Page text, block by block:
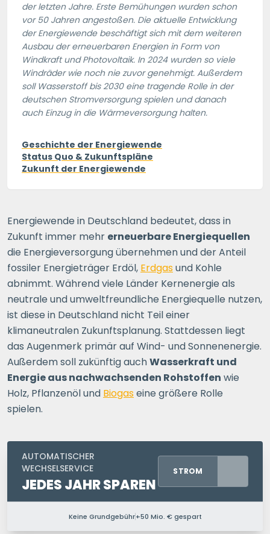
der letzten Jahre. Erste Bemühungen wurden schon
vor 50 Jahren angestoßen. Die aktuelle Entwicklung
der Energiewende beschäftigt sich mit dem weiteren
Ausbau der erneuerbaren Energien in Form von
Windkraft und Photovoltaik. In 2024 wurden so viele
Windräder wie noch nie zuvor genehmigt. Außerdem
soll Wasserstoff bis 2030 eine tragende Rolle in der
deutschen Stromversorgung spielen und danach
auch Einzug in die Wärmeversorgung halten.
Geschichte der Energiewende
Status Quo & Zukunftspläne
Zukunft der Energiewende
Energiewende in Deutschland bedeutet, dass in
Zukunft immer mehr erneuerbare Energiequellen
die Energieversorgung übernehmen und der Anteil
fossiler Energieträger Erdöl, Erdgasund Kohle
abnimmt. Während viele Länder Kernenergie als
neutrale und umweltfreundliche Energiequelle nutzen,
ist diese in Deutschland nicht Teil einer
klimaneutralen Zukunftsplanung. Stattdessen liegt
das Augenmerk primär auf Wind- und Sonnenenergie.
Außerdem soll zukünftig auchWasserkraft und
Energie aus nachwachsenden Rohstoffen wie
Holz, Pflanzenöl und Biogaseine größere Rolle
spielen.
AUTOMATISCHER
WECHSELSERVICE
JEDES JAHR SPAREN
STROM
PERSONEN IM HAUSHALT
Keine Grundgebühr+50 Mio. € gespart